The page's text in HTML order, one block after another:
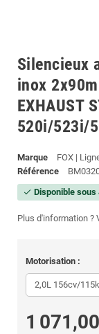
Silencieux
inox
EXHAUST
520i/523i/
Marque
FOX |
Référence
check Disponible
Plus d'information ?
Motorisation :
1